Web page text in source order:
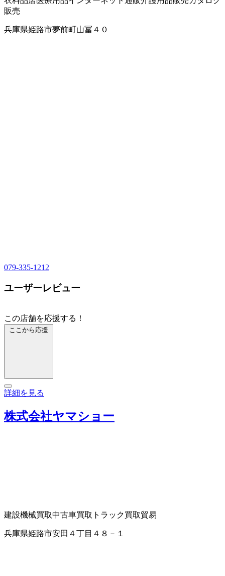
販売
兵庫県姫路市夢前町山冨４０
079-335-1212
ユーザーレビュー
この店舗を応援する！
ここから応援
詳細を見る
株式会社ヤマショー
建設機械買取中古車買取 トラック買取貿易
兵庫県姫路市安田４丁目４８－１